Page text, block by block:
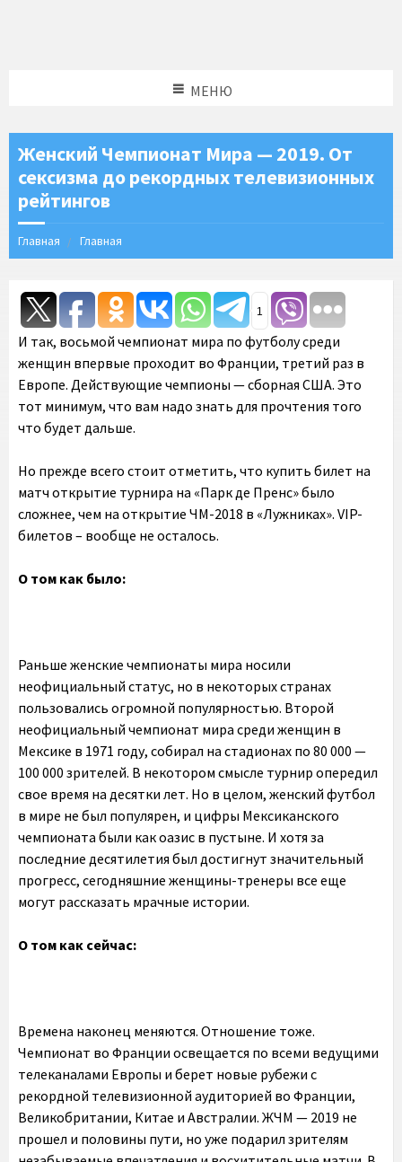
МЕНЮ
Женский Чемпионат Мира — 2019. От
сексизма до рекордных телевизионных
рейтингов
Главная Главная
1
И так, восьмой чемпионат мира по футболу среди
женщин впервые проходит во Франции, третий раз в
Европе. Действующие чемпионы — сборная США. Это
тот минимум, что вам надо знать для прочтения того
что будет дальше.
Но прежде всего стоит отметить, что купить билет на
матч открытие турнира на «Парк де Пренс» было
сложнее, чем на открытие ЧМ-2018 в «Лужниках». VIP-
билетов – вообще не осталось.
О том как было:
Раньше женские чемпионаты мира носили
неофициальный статус, но в некоторых странах
пользовались огромной популярностью. Второй
неофициальный чемпионат мира среди женщин в
Мексике в 1971 году, собирал на стадионах по 80 000 —
100 000 зрителей. В некотором смысле турнир опередил
свое время на десятки лет. Но в целом, женский футбол
в мире не был популярен, и цифры Мексиканского
чемпионата были как оазис в пустыне. И хотя за
последние десятилетия был достигнут значительный
прогресс, сегодняшние женщины-тренеры все еще
могут рассказать мрачные истории.
О том как сейчас:
Времена наконец меняются. Отношение тоже.
Чемпионат во Франции освещается по всеми ведущими
телеканалами Европы и берет новые рубежи с
рекордной телевизионной аудиторией во Франции,
Великобритании, Китае и Австралии. ЖЧМ — 2019 не
прошел и половины пути, но уже подарил зрителям